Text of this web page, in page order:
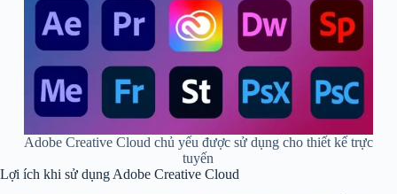
Adobe Creative Cloud chủ yếu được sử dụng cho thiết kế trực
tuyến
Lợi ích khi sử dụng Adobe Creative Cloud